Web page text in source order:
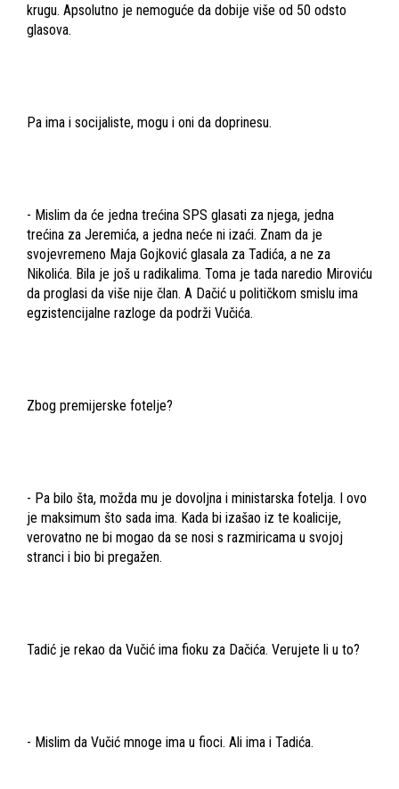
krugu. Apsolutno je nemoguće da dobije više od 50 odsto
glasova.
Pa ima i socijaliste, mogu i oni da doprinesu.
- Mislim da će jedna trećina SPS glasati za njega, jedna
trećina za Jeremića, a jedna neće ni izaći. Znam da je
svojevremeno Maja Gojković glasala za Tadića, a ne za
Nikolića. Bila je još u radikalima. Toma je tada naredio Miroviću
da proglasi da više nije član. A Dačić u političkom smislu ima
egzistencijalne razloge da podrži Vučića.
Zbog premijerske fotelje?
- Pa bilo šta, možda mu je dovoljna i ministarska fotelja. I ovo
je maksimum što sada ima. Kada bi izašao iz te koalicije,
verovatno ne bi mogao da se nosi s razmiricama u svojoj
stranci i bio bi pregažen.
Tadić je rekao da Vučić ima fioku za Dačića. Verujete li u to?
- Mislim da Vučić mnoge ima u fioci. Ali ima i Tadića.